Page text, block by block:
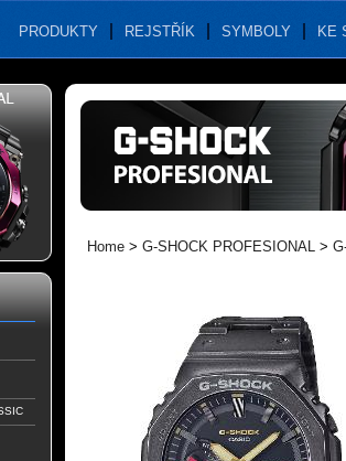
PRODUKTY REJSTŘÍK SYMBOLY KE
Home > G-SHOCK PROFESIONAL >